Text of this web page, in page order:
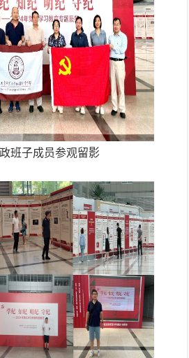
班子成员参观留影